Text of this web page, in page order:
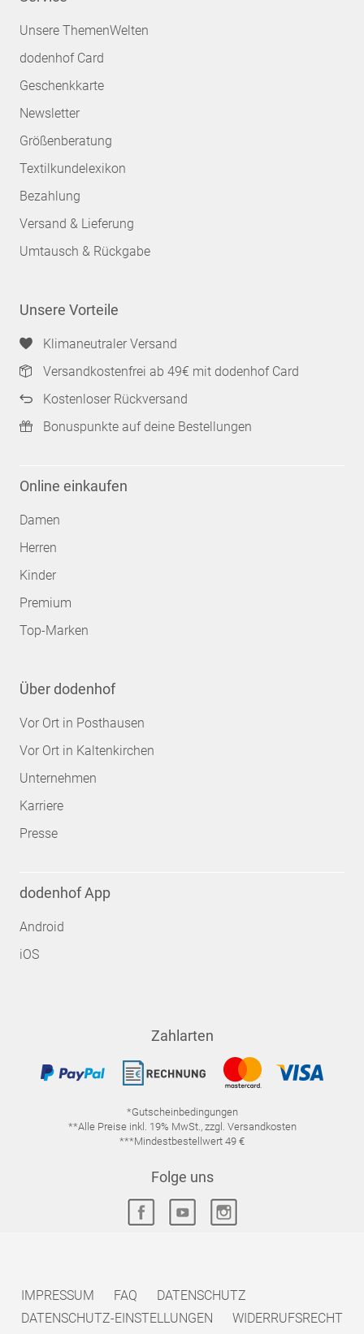
Unsere ThemenWelten
dodenhof Card
Geschenkkarte
Newsletter
Größenberatung
Textilkundelexikon
Bezahlung
Versand & Lieferung
Umtausch & Rückgabe
Unsere Vorteile
Klimaneutraler Versand
Versandkostenfrei ab 49€ mit dodenhof Card
Kostenloser Rückversand
Bonuspunkte auf deine Bestellungen
Online einkaufen
Damen
Herren
Kinder
Premium
Top-Marken
Über dodenhof
Vor Ort in Posthausen
Vor Ort in Kaltenkirchen
Unternehmen
Karriere
Presse
dodenhof App
Android
iOS
Zahlarten
*Gutscheinbedingungen
**Alle Preise inkl. 19% MwSt., zzgl. Versandkosten
***Mindestbestellwert 49 €
Folge uns
IMPRESSUM FAQ
DATENSCHUTZ
DATENSCHUTZ-EINSTELLUNGEN
WIDERRUFSRECHT